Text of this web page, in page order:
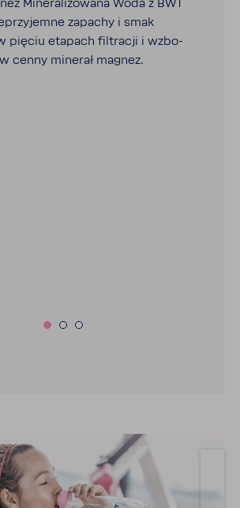
Mine­ra­li­zo­wana Woda z BWT
zapachy i smak
pięciu etapach filtracji i wzbo­
cenny minerał magnez.